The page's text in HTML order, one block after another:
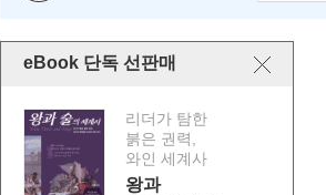
eBook 단독 선판매
리더가 탐한
붉은 권력,
와인 세계사
왕과